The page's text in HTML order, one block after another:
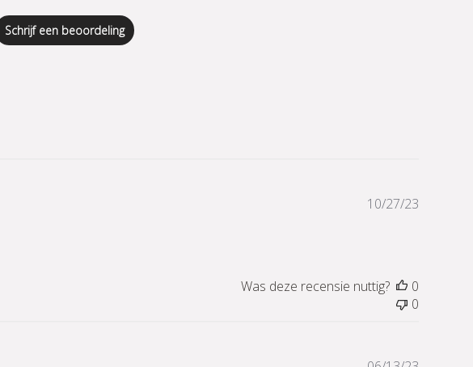
Schrijf een beoordeling
10/27/23
Was deze recensie nuttig?
0
0